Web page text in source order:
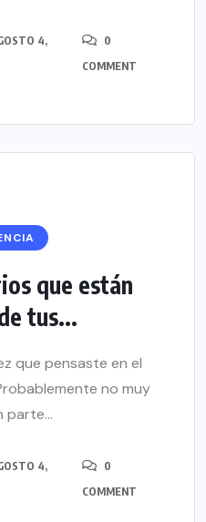
4,
0
COMMENT
que están
tus...
que pensaste en el
no muy
parte...
4,
0
COMMENT